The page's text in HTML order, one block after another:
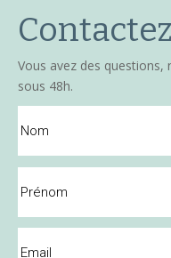
Vous avez des questions,
sous 48h.